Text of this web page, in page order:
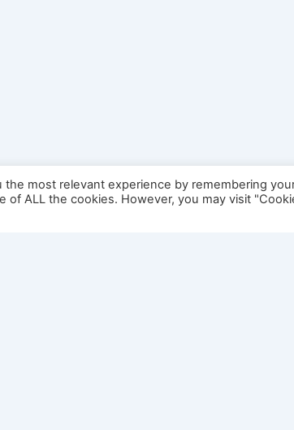
most relevant experience by remembering
of ALL the cookies. However, you may visit